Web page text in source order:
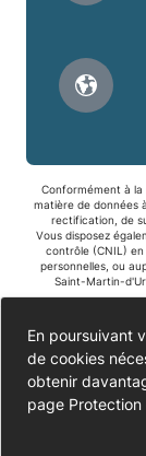
Conformément à la
matière de données
rectification, de
Vous disposez
contrôle (CNIL)
personnelles, ou
Saint-Martin-
En poursuivant
de cookies
obtenir
page